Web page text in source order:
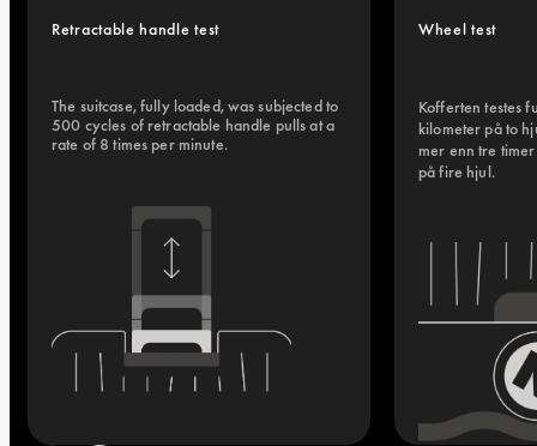
Retractable handle test
The suitcase, fully loaded, was subjected to
500 cycles of retractable handle pulls at a
rate of 8 times per minute.
Wheel test
Kofferten testes
kilometer på to
mer enn tre
på fire hjul.